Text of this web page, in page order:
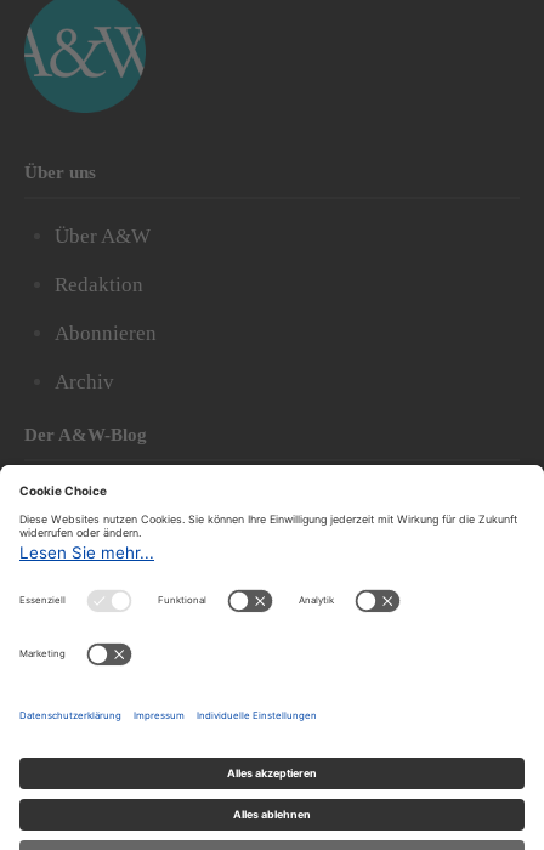
Über uns
Über A&W
Redaktion
Abonnieren
Archiv
Der A&W-Blog
DerA&W-Blog
hat sich in den vergangenen Jahren zu einem der
bedeutendsten politischen Blogs in Österreich
entwickelt.
Impressum und Offenlegung
Datenschutzeinstellungen